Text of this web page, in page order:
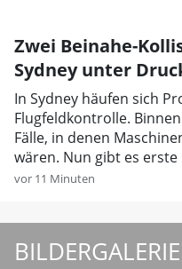
Zwei Beinahe-
Sydney unter
In Sydney häufen sich
Flugfeldkontrolle.
Fälle, in denen
wären. Nun gibt es erste
vor 11 Minuten